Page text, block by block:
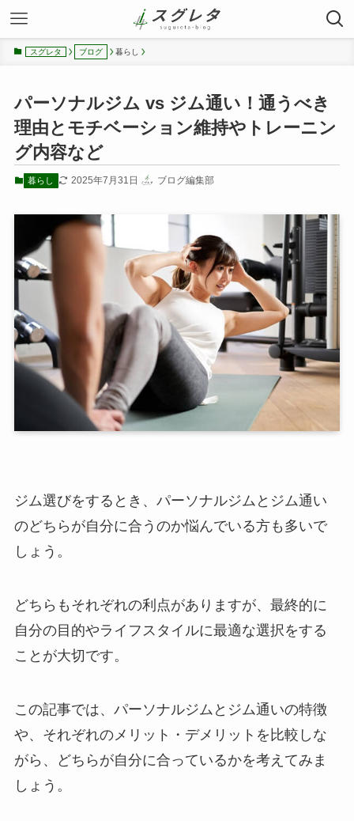
スグレタ ブログ 暮らし
パーソナルジム vs ジム通い！通うべき
理由とモチベーション維持やトレーニン
グ内容など
暮らし 2025年7月31日 ブログ編集部
ジム選びをするとき、パーソナルジムとジム通い
のどちらが自分に合うのか悩んでいる方も多いで
しょう。
どちらもそれぞれの利点がありますが、最終的に
自分の目的やライフスタイルに最適な選択をする
ことが大切です。
この記事では、パーソナルジムとジム通いの特徴
や、それぞれのメリット・デメリットを比較しな
がら、どちらが自分に合っているかを考えてみま
しょう。